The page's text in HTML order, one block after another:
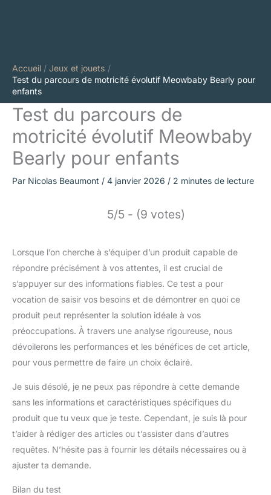
Accueil
Jeux et jouets
Test du parcours de motricité évolutif Meowbaby Bearly pour
enfants
Test du parcours de
motricité évolutif Meowbaby
Bearly pour enfants
Par Nicolas Beaumont / 4 janvier 2026 / 2 minutes de lecture
5/5 - (9 votes)
Lorsque l’on cherche à s’équiper d’un produit capable de
répondre précisément à vos attentes, il est crucial de
s’appuyer sur des informations fiables. Ce test a pour
vocation de saisir vos besoins et de démontrer en quoi ce
produit peut représenter la solution idéale à vos
préoccupations. À travers une analyse rigoureuse, nous
dévoilerons les performances et les bénéfices de cet article,
pour vous permettre de faire un choix éclairé.
Je suis désolé, je ne peux pas répondre à cette demande
sans les informations et caractéristiques spécifiques du
produit que tu veux que je teste. Cependant, je suis là pour
t’aider à rédiger des articles ou t’assister dans d’autres
requêtes. N’hésite pas à fournir les détails nécessaires ou à
ajuster ta demande.
Bilan du test